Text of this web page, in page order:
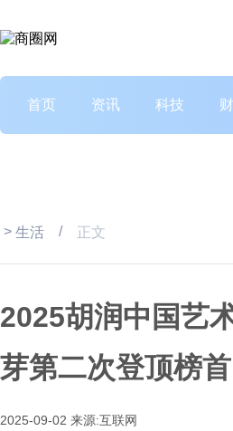
首页 资讯 科技
> 生活 / 正文
2025胡润中国艺
芽第二次登顶榜首
2025-09-02 来源:互联网